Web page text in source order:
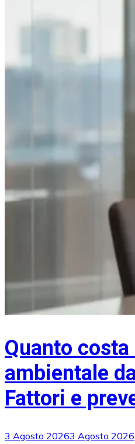
Quanto
ambientale
Fattori e
3 Agosto 20263 Agosto 2026